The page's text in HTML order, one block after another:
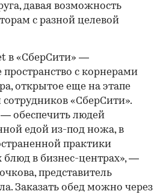
давая возможность
с разной целевой
в «СберСити» —
пространство с корнерами
открытое еще на этапе
сотрудников «СберСити».
обеспечить людей
едой из-под ножа, в
практики
блюд в бизнес-центрах», —
представитель
Заказать обед можно через